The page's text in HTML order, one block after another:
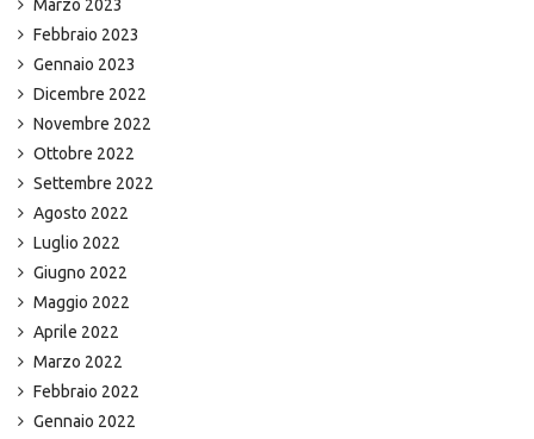
Marzo 2023
Febbraio 2023
Gennaio 2023
Dicembre 2022
Novembre 2022
Ottobre 2022
Settembre 2022
Agosto 2022
Luglio 2022
Giugno 2022
Maggio 2022
Aprile 2022
Marzo 2022
Febbraio 2022
Gennaio 2022